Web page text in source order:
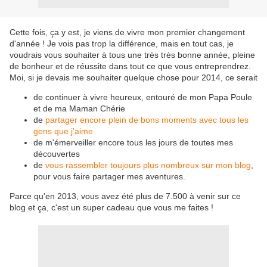
Cette fois, ça y est, je viens de vivre mon premier changement
d'année ! Je vois pas trop la différence, mais en tout cas, je
voudrais vous souhaiter à tous une très très bonne année, pleine
de bonheur et de réussite dans tout ce que vous entreprendrez.
Moi, si je devais me souhaiter quelque chose pour 2014, ce serait
de continuer à vivre heureux, entouré de mon Papa Poule
et de ma Maman Chérie
de partager encore plein de bons moments avec tous les
gens que j'aime
de m'émerveiller encore tous les jours de toutes mes
découvertes
de vous rassembler toujours plus nombreux sur mon blog
pour vous faire partager mes aventures.
Parce qu'en 2013, vous avez été plus de 7.500 à venir sur ce
blog et ça, c'est un super cadeau que vous me faites !